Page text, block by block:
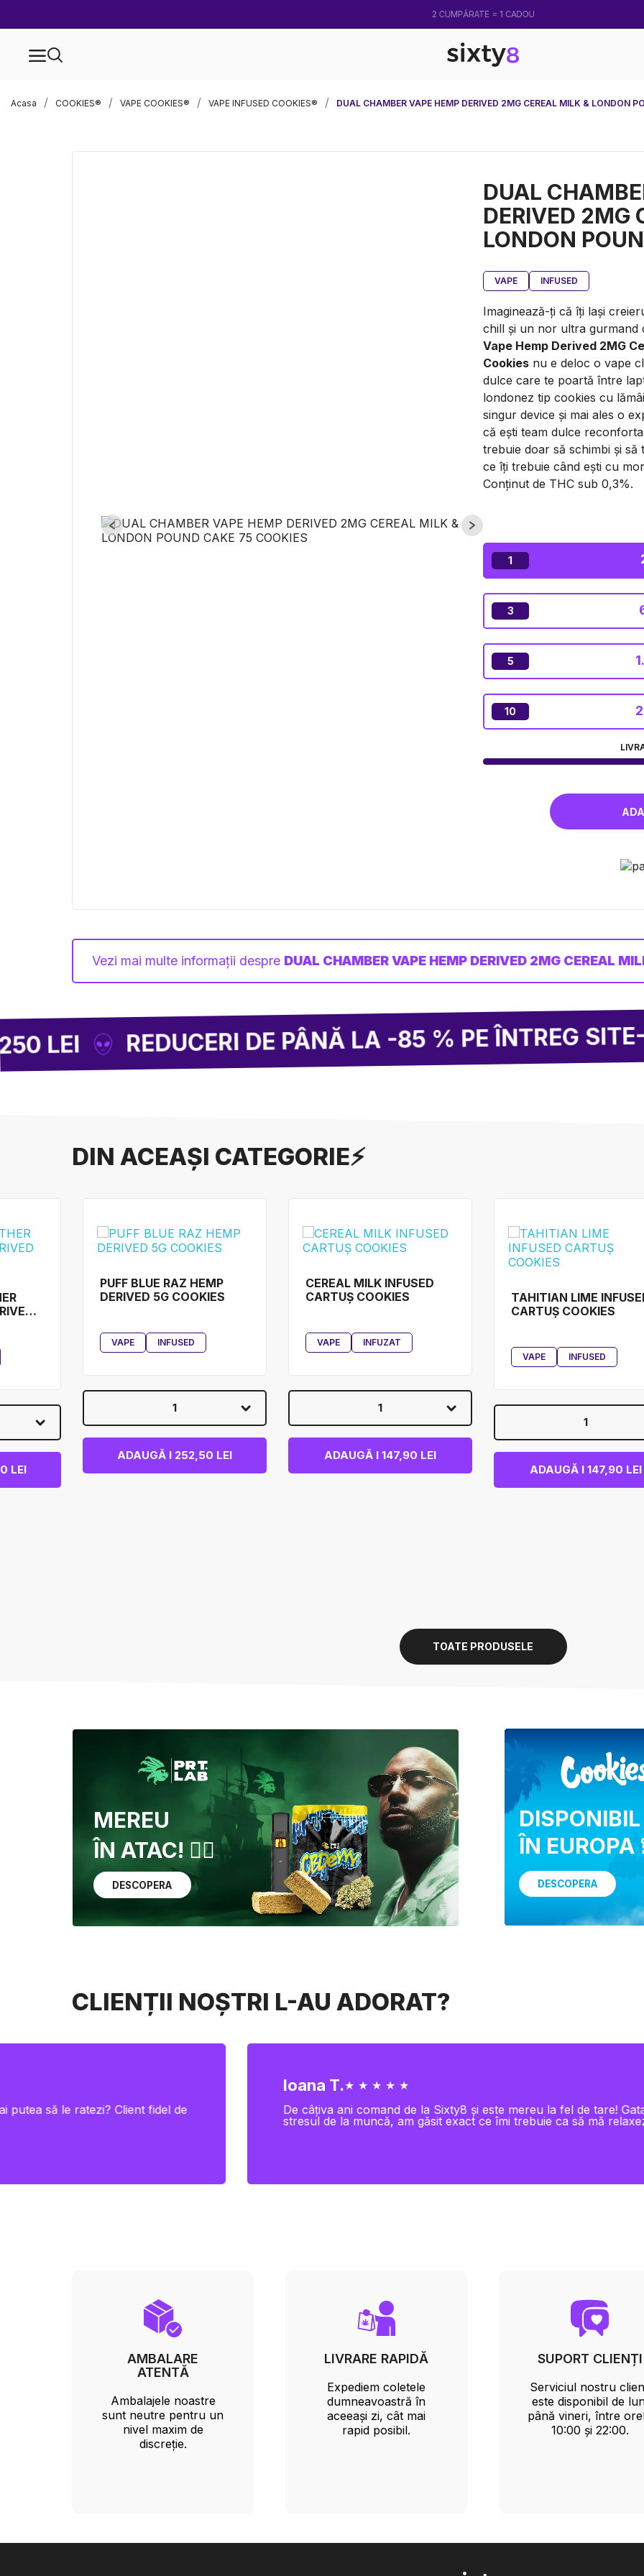
2 CUMPĂRATE = 1 CADOU
Acasa COOKIES® VAPE COOKIES® VAPE INFUSED COOKIES® DUAL CHAMBER VAPE HEMP DERIVED 2MG CEREAL MILK & LONDON
DUAL
DERIVED 2MG
LONDON
VAPE INFUSED
Imaginează-ți că îți lași
chill și un nor ultra
Vape Hemp Derived 2MG
Cookies nu e deloc o vape
dulce care te poartă între
londonez tip cookies cu
singur device și mai ales o
că ești team dulce
trebuie doar să schimbi și
ce îți trebuie când ești cu
Conținut de THC sub 0,3%.
1
3
5
10
Vezi mai multe informații despre DUAL CHAMBER VAPE HEMP DERIVED 2MG CEREAL
REDUCERI DE PÂNĂ LA -85 % PE ÎNTREG SITE-UL! 2
DIN ACEAȘI CATEGORIE⚡
LEI
PUFF BLUE RAZ HEMP
DERIVED 5G COOKIES
VAPE INFUSED
1
ADAUGĂ I 252,50 LEI
CEREAL MILK INFUSED
CARTUȘ COOKIES
VAPE INFUZAT
1
ADAUGĂ I 147,90 LEI
TAHITIAN LIME
CARTUȘ COOKIES
VAPE INFUSED
1
ADAUGĂ I 147,90 LEI
TOATE PRODUSELE
MEREU
ÎN ATAC! 🏴‍☠️
DESCOPERA
DISPONIBIL
ÎN EUROPA
DESCOPERA
CLIENȚII NOȘTRI L-AU ADORAT?
putea să le ratezi? Client fidel de
Ioana T.★ ★ ★ ★ ★
De câțiva ani comand de la Sixty8 și este mereu la fel de tare!
stresul de la muncă, am găsit exact ce îmi trebuie ca să mă
AMBALARE
ATENTĂ
Ambalajele noastre
sunt neutre pentru un
nivel maxim de
discreție.
LIVRARE RAPIDĂ
Expediem coletele
dumneavoastră în
aceeași zi, cât mai
rapid posibil.
SUPORT CLIENȚI
Serviciul nostru
este disponibil de
până vineri, între
10:00 și 22:00.